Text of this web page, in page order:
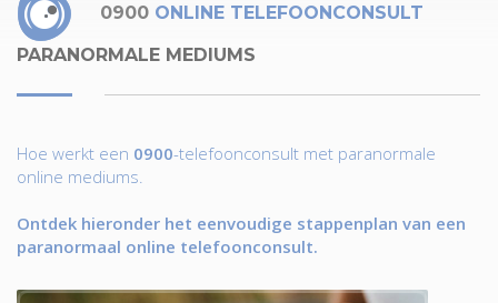
0900 ONLINE TELEFOONCONSULT
PARANORMALE MEDIUMS
Hoe werkt een 0900-telefoonconsult met paranormale
online mediums.
Ontdek hieronder het eenvoudige stappenplan van een
paranormaal online telefoonconsult.